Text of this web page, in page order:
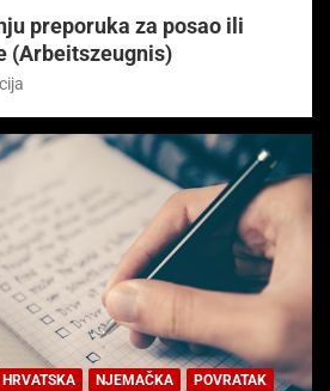
preporuka za posao ili
(Arbeitszeugnis)
HRVATSKA NJEMAČKA
POVRATAK